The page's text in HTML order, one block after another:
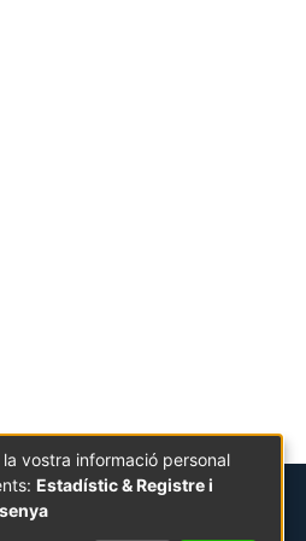
vostra informació personal
Estadístic & Registre i